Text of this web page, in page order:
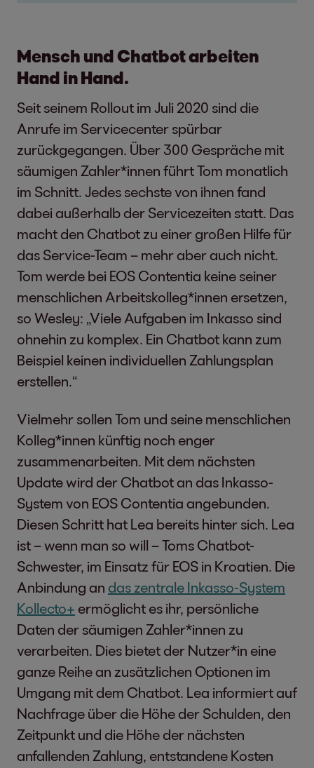
Mensch und Chatbot arbeiten
Hand in Hand.
Seit seinem Rollout im Juli 2020 sind die
Anrufe im Servicecenter spürbar
zurückgegangen. Über 300 Gespräche mit
säumigen Zahler*innen führt Tom monatlich
im Schnitt. Jedes sechste von ihnen fand
dabei außerhalb der Servicezeiten statt. Das
macht den Chatbot zu einer großen Hilfe für
das Service-Team – mehr aber auch nicht.
Tom werde bei EOS Contentia keine seiner
menschlichen Arbeitskolleg*innen ersetzen,
so Wesley: „Viele Aufgaben im Inkasso sind
ohnehin zu komplex. Ein Chatbot kann zum
Beispiel keinen individuellen Zahlungsplan
erstellen.“
Vielmehr sollen Tom und seine menschlichen
Kolleg*innen künftig noch enger
zusammenarbeiten. Mit dem nächsten
Update wird der Chatbot an das Inkasso-
System von EOS Contentia angebunden.
Diesen Schritt hat Lea bereits hinter sich. Lea
ist – wenn man so will – Toms Chatbot-
Schwester, im Einsatz für EOS in Kroatien. Die
Anbindung an das zentrale Inkasso-System
Kollecto+ ermöglicht es ihr, persönliche
Daten der säumigen Zahler*innen zu
verarbeiten. Dies bietet der Nutzer*in eine
ganze Reihe an zusätzlichen Optionen im
Umgang mit dem Chatbot. Lea informiert auf
Nachfrage über die Höhe der Schulden, den
Zeitpunkt und die Höhe der nächsten
anfallenden Zahlung, entstandene Kosten